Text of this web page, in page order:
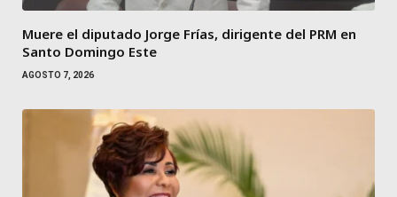
Muere el diputado Jorge Frías, dirigente del PRM en
Santo Domingo Este
AGOSTO 7, 2026